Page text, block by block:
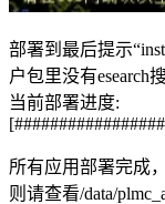
部署到最后提示
户包里没有esearch
当前部署进度:
所有应用部署完成
则请查看/data/